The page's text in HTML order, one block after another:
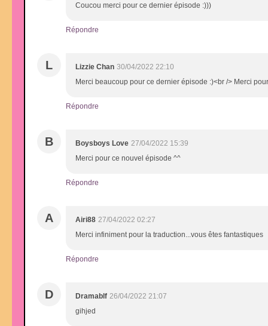
Coucou merci pour ce dernier épisode :)))
Répondre
L Lizzie Chan 30/04/2022 22:10
Merci beaucoup pour ce dernier épisode :)<br /> Merci
Répondre
B Boysboys Love 27/04/2022 15:39
Merci pour ce nouvel épisode ^^
Répondre
A Airi88 27/04/2022 02:27
Merci infiniment pour la traduction...vous êtes fantastiques
Répondre
D Dramablf 26/04/2022 21:07
gihjed